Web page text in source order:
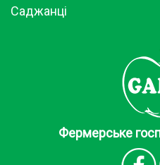
Саджанці
Фермерське